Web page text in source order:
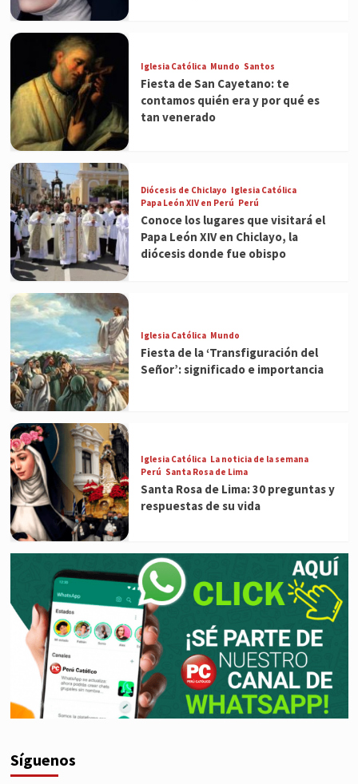
Iglesia Católica Mundo Santos
Fiesta de San Cayetano: te
contamos quién era y por qué es
tan venerado
Diócesis de Chiclayo Iglesia Católica
Papa León XIV en Perú Perú
Conoce los lugares que visitará el
Papa León XIV en Chiclayo, la
diócesis donde fue obispo
Iglesia Católica Mundo
Fiesta de la ‘Transfiguración del
Señor’: significado e importancia
Iglesia Católica La noticia de la semana
Perú Santa Rosa de Lima
Santa Rosa de Lima: 30 preguntas y
respuestas de su vida
Síguenos